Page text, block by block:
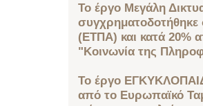
Το έργο Μεγάλη
(ΕΤΠΑ) και κατά 20%
"Κοινωνία της
Το έργο
από το Ευρωπαϊκό